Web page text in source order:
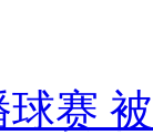
赛